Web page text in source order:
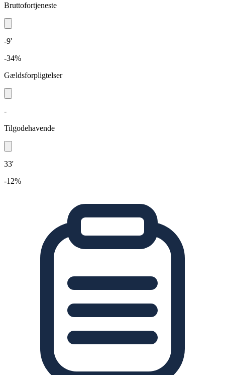
Bruttofortjeneste
-9'
-34%
Gældsforpligtelser
-
Tilgodehavende
33'
-12%